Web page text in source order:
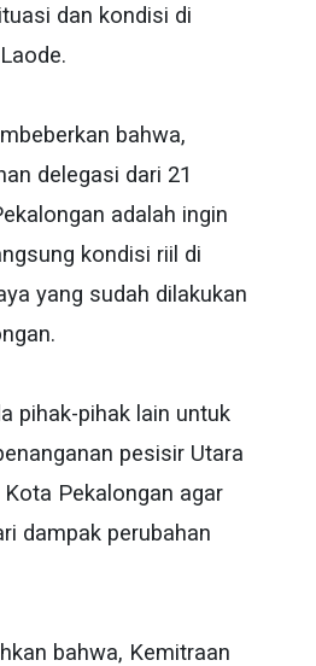
dan kondisi di
bahwa,
delegasi dari 21
adalah ingin
kondisi riil di
yang sudah dilakukan
pihak-pihak lain untuk
pesisir Utara
Pekalongan agar
dampak perubahan
bahwa, Kemitraan